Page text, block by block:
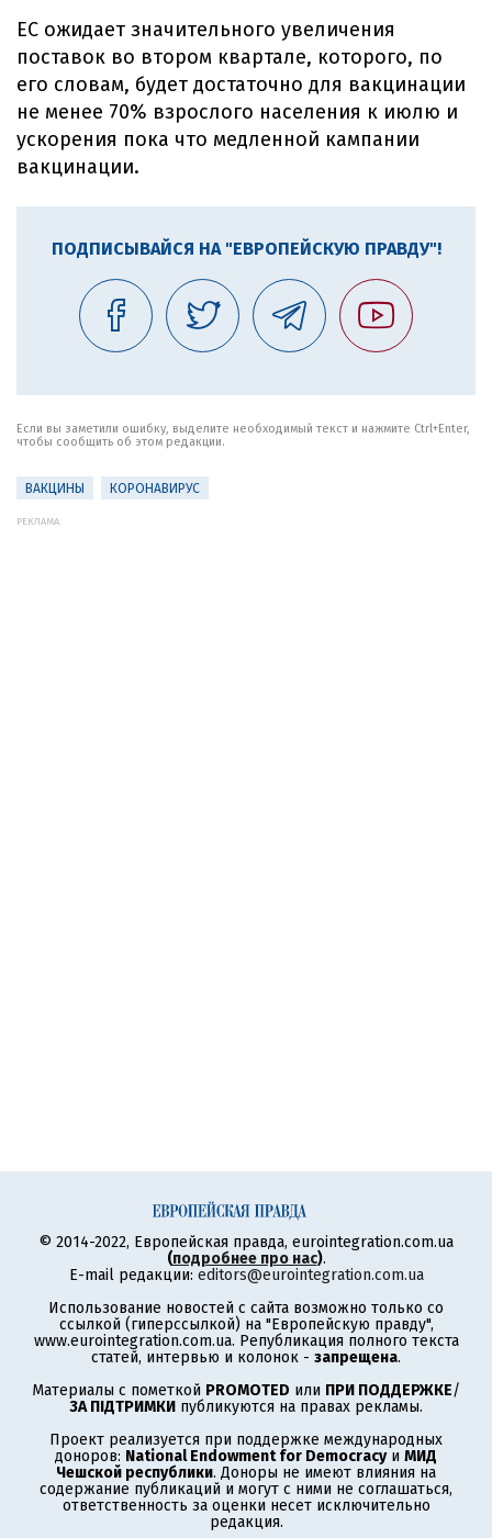
ЕС ожидает значительного увеличения
поставок во втором квартале, которого, по
его словам, будет достаточно для вакцинации
не менее 70% взрослого населения к июлю и
ускорения пока что медленной кампании
вакцинации.
ПОДПИСЫВАЙСЯ НА "ЕВРОПЕЙСКУЮ ПРАВДУ"!
Если вы заметили ошибку, выделите необходимый текст и нажмите Ctrl+Enter,
чтобы сообщить об этом редакции.
ВАКЦИНЫ КОРОНАВИРУС
РЕКЛАМА:
© 2014-2022, Европейская правда, eurointegration.com.ua
(подробнее про нас).
E-mail редакции: editors@eurointegration.com.ua
Использование новостей с сайта возможно только со
ссылкой (гиперссылкой) на "Европейскую правду",
www.eurointegration.com.ua. Републикация полного текста
статей, интервью и колонок - запрещена.
Материалы с пометкой PROMOTED или ПРИ ПОДДЕРЖКЕ/
ЗА ПІДТРИМКИ публикуются на правах рекламы.
Проект реализуется при поддержке международных
доноров: National Endowment for Democracyи МИД
Чешской республики. Доноры не имеют влияния на
содержание публикаций и могут с ними не соглашаться,
ответственность за оценки несет исключительно
редакция.